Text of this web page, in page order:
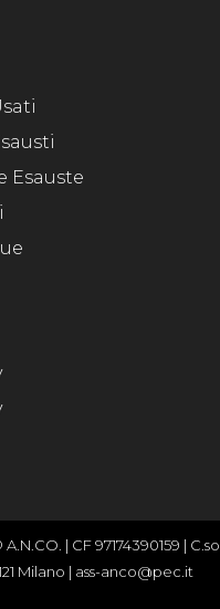
Esauste
| CF 97174390159 | C.so
Milano | ass-anco@pec.it